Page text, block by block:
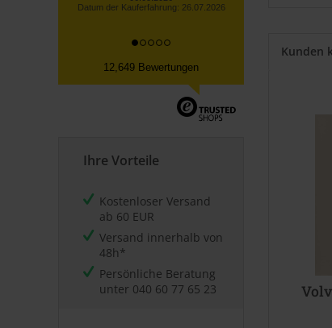
12,649 Bewertungen
Ihre Vorteile
Kostenloser Versand
ab 60 EUR
Versand innerhalb von
48h*
Persönliche Beratung
unter 040 60 77 65 23
Kunden